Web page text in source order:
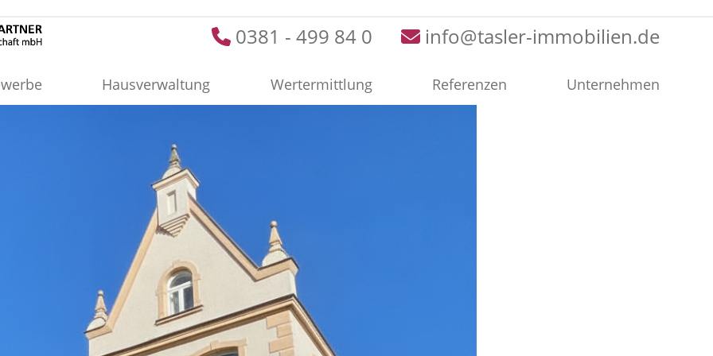
0381 - 499 84 0 info@tasler-immobilien.de
Hausverwaltung Wertermittlung Referenzen Unternehmen